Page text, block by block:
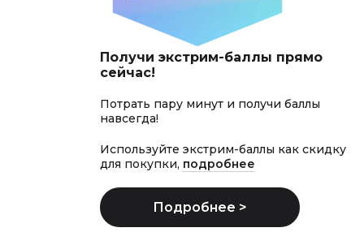
Получи экстрим-баллы прямо
сейчас!
Потрать пару минут и получи баллы
навсегда!
Используйте экстрим-баллы как скидку
для покупки, подробнее